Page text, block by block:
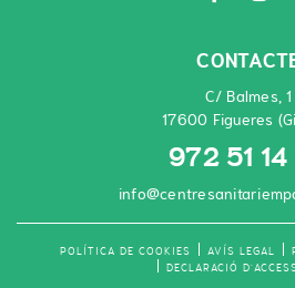
C/ Balmes, 1
17600 Figueres
972 51
POLÍTICA DE COOKIES AVÍS LEGAL
DECLARACIÓ